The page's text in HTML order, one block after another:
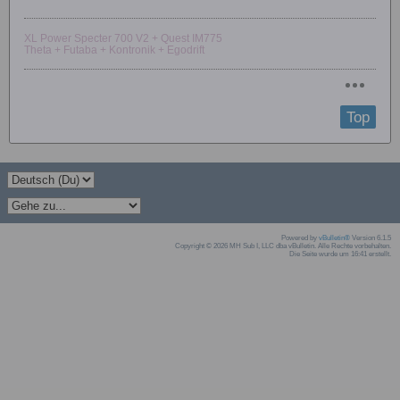
XL Power Specter 700 V2 + Quest IM775
Theta + Futaba + Kontronik + Egodrift
Top
Powered by vBulletin® Version 6.1.5
Copyright © 2026 MH Sub I, LLC dba vBulletin. Alle Rechte vorbehalten.
Die Seite wurde um 16:41 erstellt.